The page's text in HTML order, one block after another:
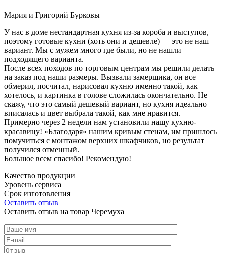
Мария и Григорий Бурковы
У нас в доме нестандартная кухня из-за короба и выступов,
поэтому готовые кухни (хоть они и дешевле) — это не наш
вариант. Мы с мужем много где были, но не нашли
подходящего варианта.
После всех походов по торговым центрам мы решили делать
на заказ под наши размеры. Вызвали замерщика, он все
обмерил, посчитал, нарисовал кухню именно такой, как
хотелось, и картинка в голове сложилась окончательно. Не
скажу, что это самый дешевый вариант, но кухня идеально
вписалась и цвет выбрала такой, как мне нравится.
Примерно через 2 недели нам установили нашу кухню-
красавицу! «Благодаря» нашим кривым стенам, им пришлось
помучиться с монтажом верхних шкафчиков, но результат
получился отменный.
Большое всем спасибо! Рекомендую!
Качество продукции
Уровень сервиса
Срок изготовления
Оставить отзыв
Оставить отзыв на товар Черемуха